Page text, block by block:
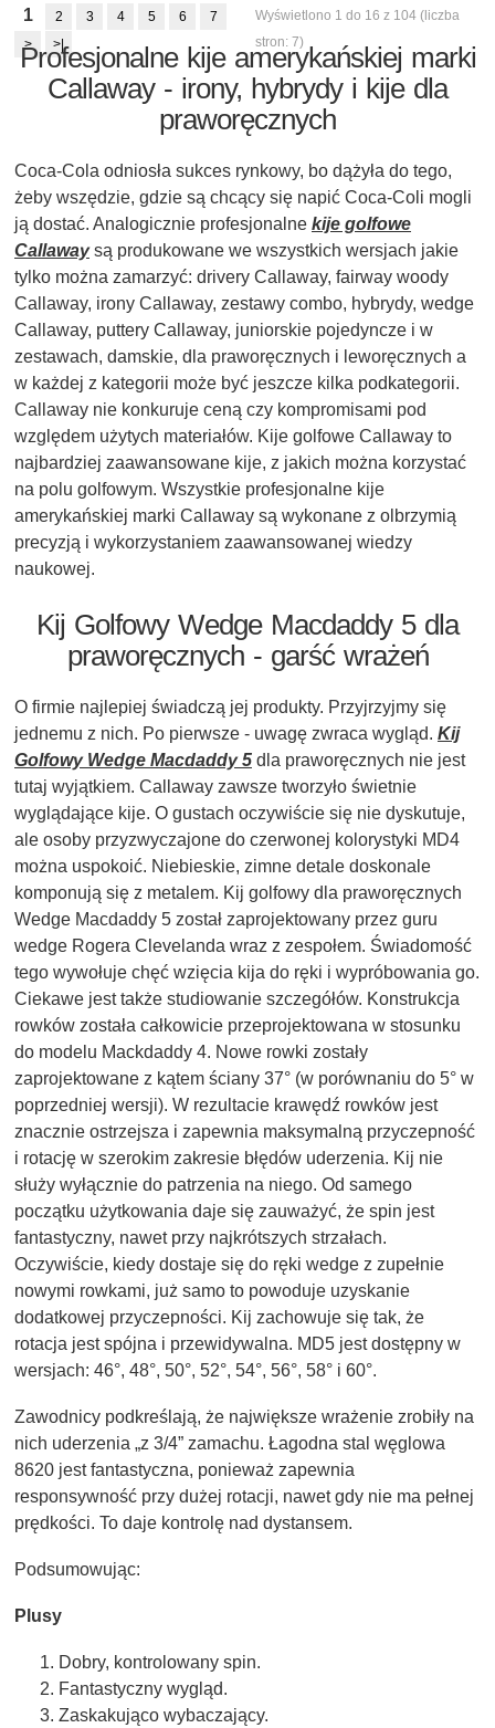
1 2 3 4 5 6
7
>
>|
Wyświetlono 1 do 16 z 104 (liczba
stron: 7)
Profesjonalne kije amerykańskiej marki
Callaway - irony, hybrydy i kije dla
praworęcznych
Coca-Cola odniosła sukces rynkowy, bo dążyła do tego,
żeby wszędzie, gdzie są chcący się napić Coca-Coli mogli
ją dostać. Analogicznie profesjonalne kije golfowe
Callawaysą produkowane we wszystkich wersjach jakie
tylko można zamarzyć: drivery Callaway, fairway woody
Callaway, irony Callaway, zestawy combo, hybrydy, wedge
Callaway, puttery Callaway, juniorskie pojedyncze i w
zestawach, damskie, dla praworęcznych i leworęcznych a
w każdej z kategorii może być jeszcze kilka podkategorii.
Callaway nie konkuruje ceną czy kompromisami pod
względem użytych materiałów. Kije golfowe Callaway to
najbardziej zaawansowane kije, z jakich można korzystać
na polu golfowym. Wszystkie profesjonalne kije
amerykańskiej marki Callaway są wykonane z olbrzymią
precyzją i wykorzystaniem zaawansowanej wiedzy
naukowej.
Kij Golfowy Wedge Macdaddy 5 dla
praworęcznych - garść wrażeń
O firmie najlepiej świadczą jej produkty. Przyjrzyjmy się
jednemu z nich. Po pierwsze - uwagę zwraca wygląd. Kij
Golfowy Wedge Macdaddy 5 dla praworęcznych nie jest
tutaj wyjątkiem. Callaway zawsze tworzyło świetnie
wyglądające kije. O gustach oczywiście się nie dyskutuje,
ale osoby przyzwyczajone do czerwonej kolorystyki MD4
można uspokoić. Niebieskie, zimne detale doskonale
komponują się z metalem. Kij golfowy dla praworęcznych
Wedge Macdaddy 5 został zaprojektowany przez guru
wedge Rogera Clevelanda wraz z zespołem. Świadomość
tego wywołuje chęć wzięcia kija do ręki i wypróbowania go.
Ciekawe jest także studiowanie szczegółów. Konstrukcja
rowków została całkowicie przeprojektowana w stosunku
do modelu Mackdaddy 4. Nowe rowki zostały
zaprojektowane z kątem ściany 37° (w porównaniu do 5° w
poprzedniej wersji). W rezultacie krawędź rowków jest
znacznie ostrzejsza i zapewnia maksymalną przyczepność
i rotację w szerokim zakresie błędów uderzenia. Kij nie
służy wyłącznie do patrzenia na niego. Od samego
początku użytkowania daje się zauważyć, że spin jest
fantastyczny, nawet przy najkrótszych strzałach.
Oczywiście, kiedy dostaje się do ręki wedge z zupełnie
nowymi rowkami, już samo to powoduje uzyskanie
dodatkowej przyczepności. Kij zachowuje się tak, że
rotacja jest spójna i przewidywalna. MD5 jest dostępny w
wersjach: 46°, 48°, 50°, 52°, 54°, 56°, 58° i 60°.
Zawodnicy podkreślają, że największe wrażenie zrobiły na
nich uderzenia „z 3/4” zamachu. Łagodna stal węglowa
8620 jest fantastyczna, ponieważ zapewnia
responsywność przy dużej rotacji, nawet gdy nie ma pełnej
prędkości. To daje kontrolę nad dystansem.
Podsumowując:
Plusy
Dobry, kontrolowany spin.
Fantastyczny wygląd.
Zaskakująco wybaczający.